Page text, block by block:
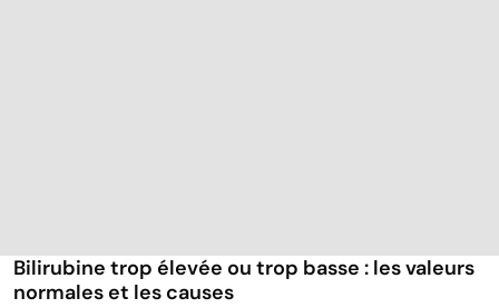
Bilirubine trop élevée ou trop basse : les valeurs
normales et les causes